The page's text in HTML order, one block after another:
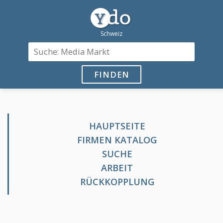
FINDEN
HAUPTSEITE
FIRMEN KATALOG
SUCHE
ARBEIT
RÜCKKOPPLUNG